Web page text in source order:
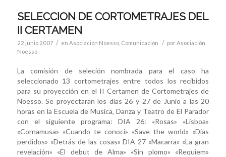
SELECCION DE CORTOMETRAJES DEL
II CERTAMEN
22 junio 2007 / en Asociación Noesso, Comunicación / porAsociación
Noesso
La comisión de seleción nombrada para el caso ha
seleccionado 13 cortometrajes entre todos los recibidos
para su proyección en el II Certamen de Cortometrajes de
Noesso. Se proyectaran los días 26 y 27 de Junio a las 20
horas en la Escuela de Musica, Danza y Teatro de El Parador
con el siguiente programa: DIA 26: «Rosas» «Lisboa»
«Cornamusa» «Cuando te conoci» «Save the world» «Dias
perdidos» «Detrás de las cosas» DIA 27 «Macarra» «La gran
revelación» «El debut de Alma» «Sin plomo» «Requiem»